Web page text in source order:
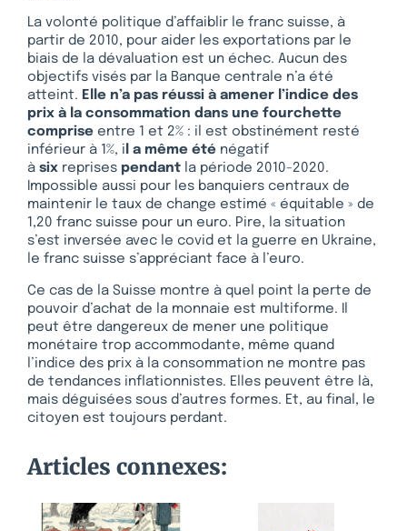
La volonté politique d’affaiblir le franc suisse, à
partir de 2010, pour aider les exportations par le
biais de la dévaluation est un échec. Aucun des
objectifs visés par la Banque centrale n’a été
atteint. Elle n’a pas réussi à amener l’indice des
prix à la consommation dans une fourchette
comprise entre 1 et 2% : il est obstinément resté
inférieur à 1%, il a même été négatif
à six reprises pendant la période 2010-2020.
Impossible aussi pour les banquiers centraux de
maintenir le taux de change estimé « équitable » de
1,20 franc suisse pour un euro. Pire, la situation
s’est inversée avec le covid et la guerre en Ukraine,
le franc suisse s’appréciant face à l’euro.
Ce cas de la Suisse montre à quel point la perte de
pouvoir d’achat de la monnaie est multiforme. Il
peut être dangereux de mener une politique
monétaire trop accommodante, même quand
l’indice des prix à la consommation ne montre pas
de tendances inflationnistes. Elles peuvent être là,
mais déguisées sous d’autres formes. Et, au final, le
citoyen est toujours perdant.
Articles connexes: